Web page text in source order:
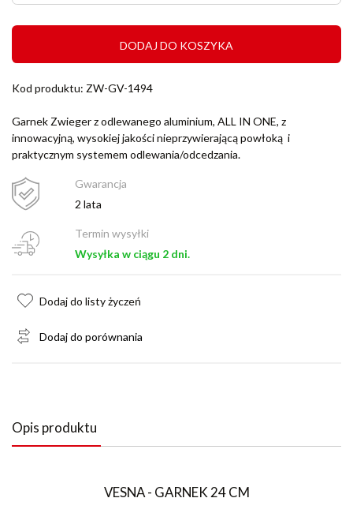
DODAJ DO KOSZYKA
Kod produktu: ZW-GV-1494
Garnek Zwieger z odlewanego aluminium, ALL IN ONE, z
innowacyjną, wysokiej jakości nieprzywierającą powłoką i
praktycznym systemem odlewania/odcedzania.
Gwarancja
2 lata
Termin wysyłki
Wysyłka w ciągu 2 dni.
Dodaj do listy życzeń
Dodaj do porównania
Opis produktu
VESNA - GARNEK 24 CM